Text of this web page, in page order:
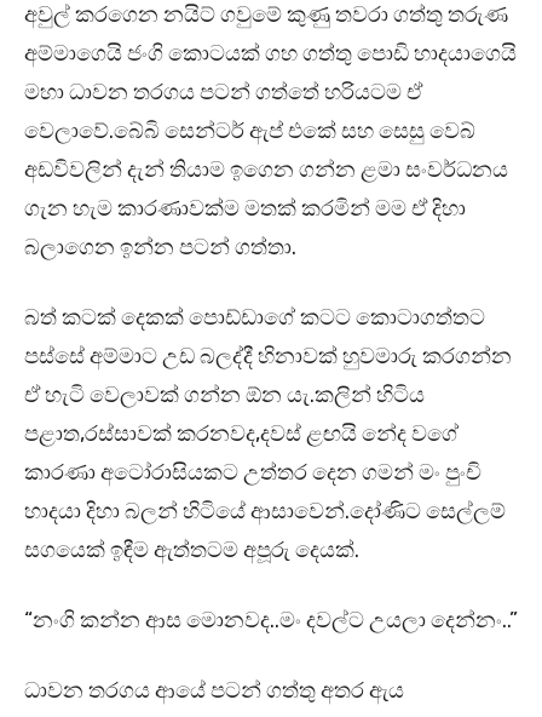
අවුල් කරගෙන නයිට් ගවුමේ කුණු තවරා ගත්තු තරුණ
අම්මාගෙයි ජංගි කොටයක් ගහ ගත්තු පොඩි හාදයාගෙයි
මහා ධාවන තරගය පටන් ගත්තේ හරියටම ඒ
වෙලාවේ.බේබි සෙන්ටර් ඇප් එකේ සහ සෙසු වෙබ්
අඩවිවලින් දැන් තියාම ඉගෙන ගන්න ළමා සංවර්ධනය
ගැන හැම කාරණාවක්ම මතක් කරමින් මම ඒ දිහා
බලාගෙන ඉන්න පටන් ගත්තා.
බත් කටක් දෙකක් පොඩ්ඩාගේ කටට කොටාගත්තට
පස්සේ අම්මාට උඩ බලද්දී හිනාවක් හුවමාරු කරගන්න
ඒ හැටි වෙලාවක් ගන්න ඕන යැ.කලින් හිටිය
පළාත,රස්සාවක් කරනවද,දවස් ළඟයි නේද වගේ
කාරණා අටෝරාසියකට උත්තර දෙන ගමන් මං පුංචි
හාදයා දිහා බලන් හිටියේ ආසාවෙන්.දෝණිට සෙල්ලම්
සගයෙක් ඉඳීම ඇත්තටම අපූරු දෙයක්.
“නංගි කන්න ආස මොනවද..මං දවල්ට උයලා දෙන්නං..”
ධාවන තරගය ආයේ පටන් ගත්තු අතර ඇය